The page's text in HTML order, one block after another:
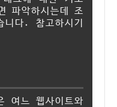
파악하시는데 조
다. 참고하시기